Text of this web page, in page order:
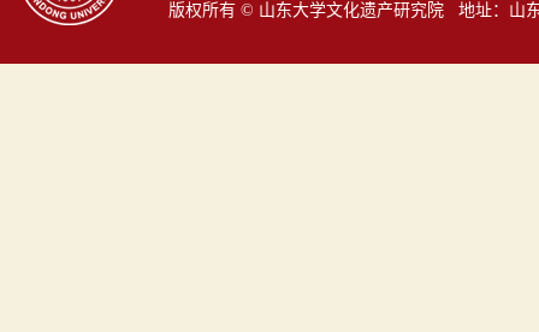
版权所有 © 山东大学文化遗产研究院 地址：山